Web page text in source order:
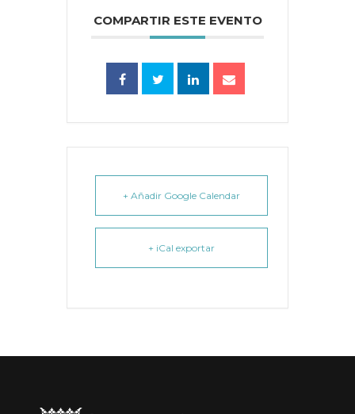
COMPARTIR ESTE EVENTO
+ Añadir Google Calendar
+ iCal exportar